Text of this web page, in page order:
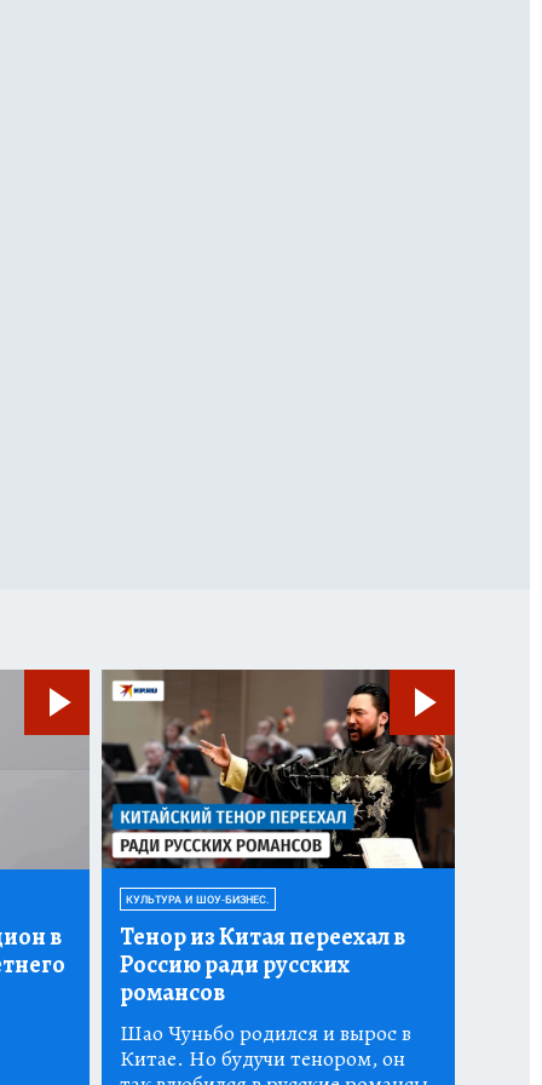
в
КУЛЬТУРА И ШОУ-БИЗНЕС.
Тенор из Китая переехал в
Россию ради русских
романсов
Шао Чуньбо родился и вырос в
Китае. Но будучи тенором, он